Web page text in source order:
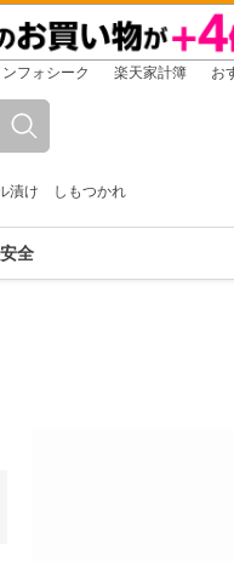
ンフォシーク 楽天家計簿 お
漬け しもつかれ
全